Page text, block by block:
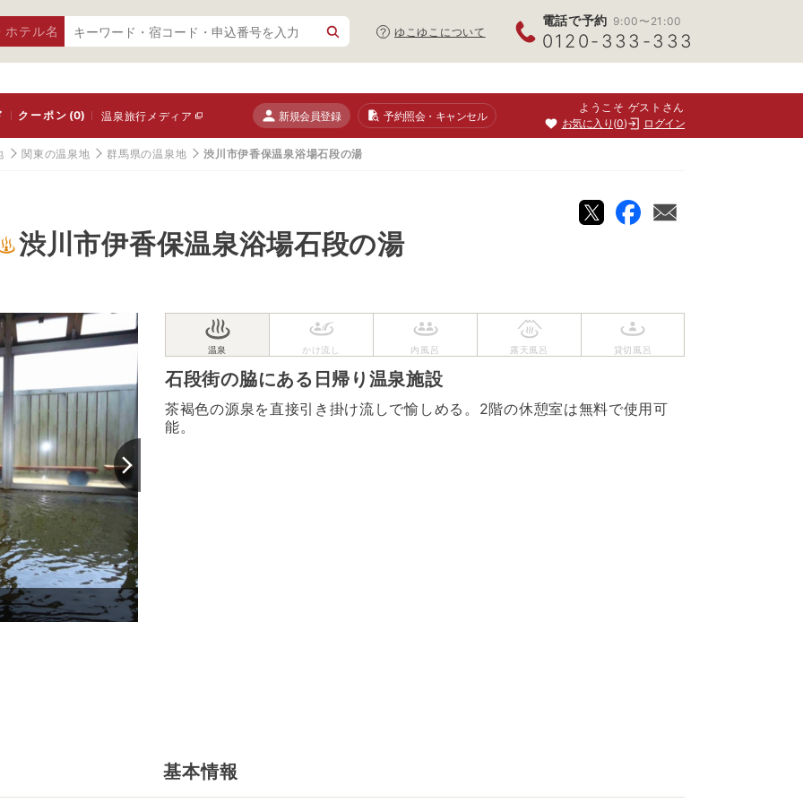
ホテル名 ゆこゆこについて
電話で予約 9:00〜21:00
0120-333-333
クーポン(0) 温泉旅行メディア 新規会員登録 予約照会・キャンセル
ようこそ ゲストさん
お気に入り 0 ログイン
関東の温泉地 群馬県の温泉地 渋川市伊香保温泉浴場石段の湯
渋川市伊香保温泉浴場石段の湯
石段街の脇にある日帰り温泉施設
茶褐色の源泉を直接引き掛け流しで愉しめる。2階の休憩室は無料で使用可
能。
基本情報